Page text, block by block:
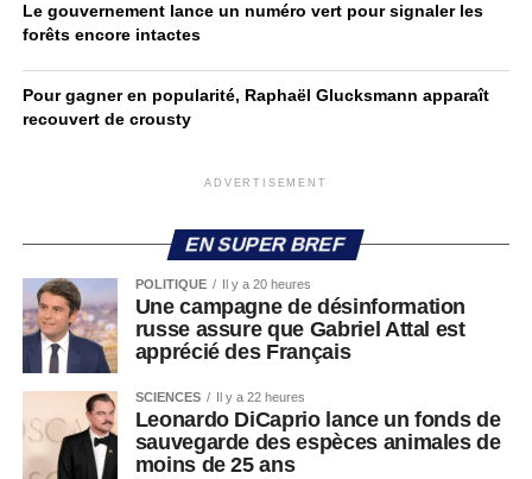
Le gouvernement lance un numéro vert pour signaler les
forêts encore intactes
Pour gagner en popularité, Raphaël Glucksmann apparaît
recouvert de crousty
ADVERTISEMENT
EN SUPER BREF
POLITIQUE Il y a 20 heures
Une campagne de désinformation
russe assure que Gabriel Attal est
apprécié des Français
SCIENCES Il y a 22 heures
Leonardo DiCaprio lance un fonds de
sauvegarde des espèces animales de
moins de 25 ans